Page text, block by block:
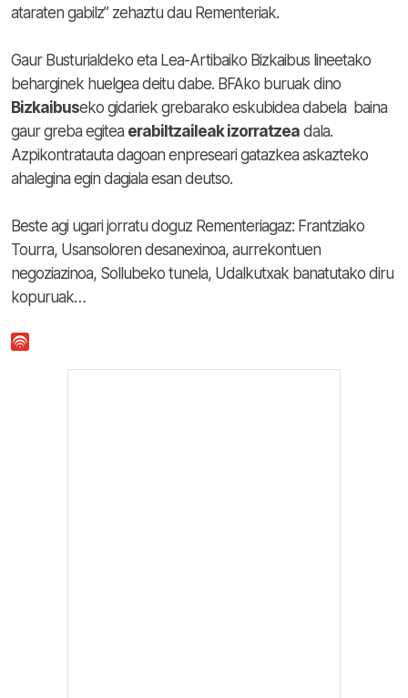
ataraten gabilz” zehaztu dau Rementeriak.
Gaur Busturialdeko eta Lea-Artibaiko Bizkaibus lineetako
beharginek huelgea deitu dabe. BFAko buruak dino
Bizkaibuseko gidariek grebarako eskubidea dabela baina
gaur greba egitea erabiltzaileak izorratzea dala.
Azpikontratauta dagoan enpreseari gatazkea askazteko
ahalegina egin dagiala esan deutso.
Beste agi ugari jorratu doguz Rementeriagaz: Frantziako
Tourra, Usansoloren desanexinoa, aurrekontuen
negoziazinoa, Sollubeko tunela, Udalkutxak banatutako diru
kopuruak…